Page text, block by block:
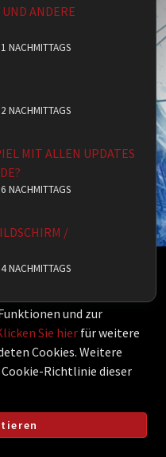
ANDERE
MIT ALLEN UPDATES
/
Cookie-Richtlinie
Eigentümer der
und zur
Sie hierfür weitere
Cookies. Weitere
Richtlinie dieser